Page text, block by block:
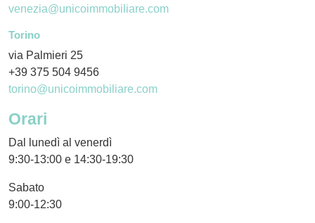
venezia@unicoimmobiliare.com
Torino
via Palmieri 25
+39 375 504 9456
torino@unicoimmobiliare.com
Orari
Dal lunedì al venerdì
9:30-13:00 e 14:30-19:30
Sabato
9:00-12:30